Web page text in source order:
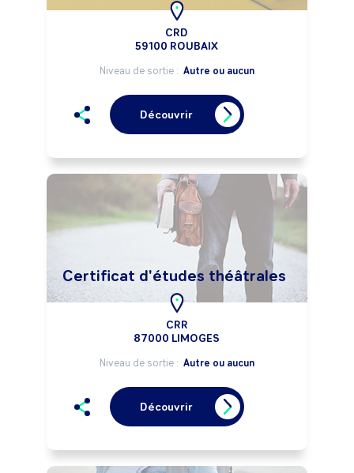
CRD
59100 ROUBAIX
Niveau de sortie : Autre ou aucun
Découvrir
Certificat d'études théâtrales
CRR
87000 LIMOGES
Niveau de sortie : Autre ou aucun
Découvrir